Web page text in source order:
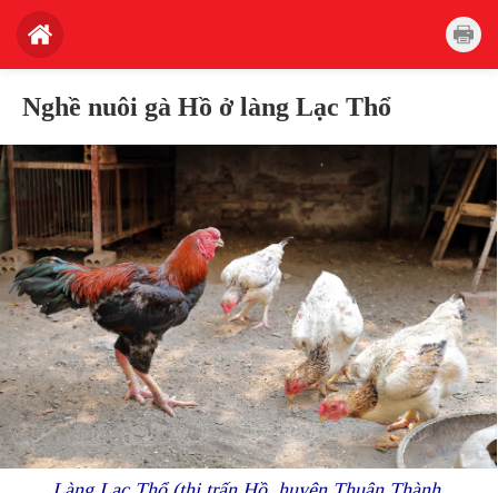
Nghề nuôi gà Hồ ở làng Lạc Thổ